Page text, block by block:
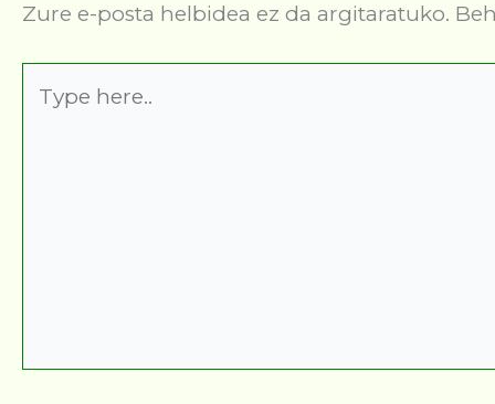
Zure e-posta helbidea ez da argitaratuko.
here..